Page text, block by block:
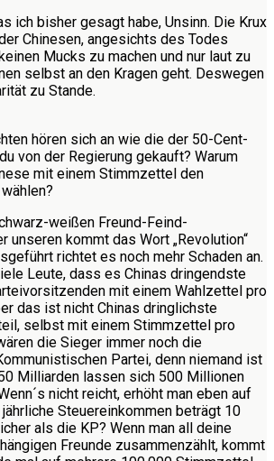
ich bisher gesagt habe, Unsinn. Die Krux
Chinesen, angesichts des Todes
Mucks zu machen und nur laut zu
selbst an den Kragen geht. Deswegen
zu Stande.
hören sich an wie die der 50-Cent-
von der Regierung gekauft? Warum
mit einem Stimmzettel den
weißen Freund-Feind-
unseren kommt das Wort „Revolution“
richtet es noch mehr Schaden an.
Leute, dass es Chinas dringendste
mit einem Wahlzettel pro
das ist nicht Chinas dringlichste
selbst mit einem Stimmzettel pro
die Sieger immer noch die
Partei, denn niemand ist
Milliarden lassen sich 500 Millionen
nicht reicht, erhöht man eben auf
Steuereinkommen beträgt 10
als die KP? Wenn man all deine
Freunde zusammenzählt, kommt